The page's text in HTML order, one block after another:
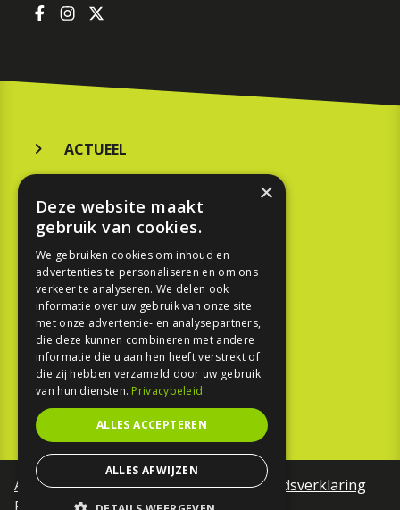
ACTUEEL
KOOPGIDS
TESTEN
SPORT
REPORTAGE
TOUREN
NIEUWSBRIEF
Algemene voorwaardenToegankelijkheidsverklaring
×
Deze website maakt
gebruik van cookies.
We gebruiken cookies om inhoud en
advertenties te personaliseren en om ons
verkeer te analyseren. We delen ook
informatie over uw gebruik van onze site
met onze advertentie- en analysepartners,
die deze kunnen combineren met andere
informatie die u aan hen heeft verstrekt of
die zij hebben verzameld door uw gebruik
van hun diensten. Privacybeleid
ALLES ACCEPTEREN
ALLES AFWIJZEN